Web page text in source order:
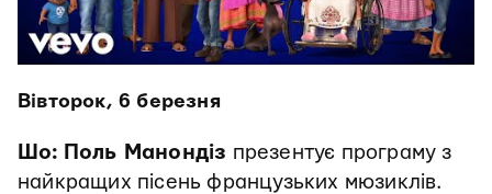
Вівторок, 6 березня
Шо: Поль Манондіз презентує програму з
найкращих пісень французьких мюзиклів.